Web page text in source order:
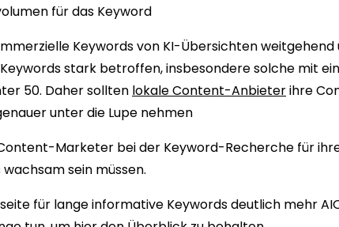
für das Keyword
Keywords von KI-Übersichten weitgehend
stark betroffen, insbesondere solche mit
50. Daher sollten lokale Content-Anbieterihre
unter die Lupe nehmen
Marketer bei der Keyword-Recherche für
sein müssen.
für lange informative Keywords deutlich mehr